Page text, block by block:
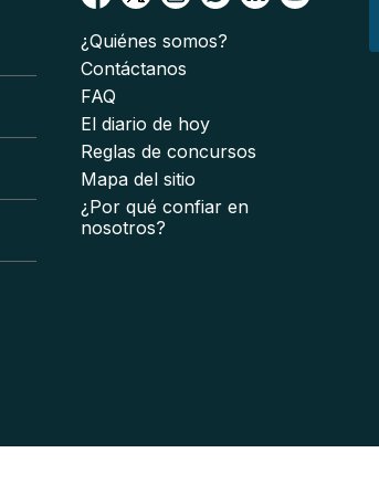
¿Quiénes somos?
Contáctanos
FAQ
El diario de hoy
Reglas de concursos
Mapa del sitio
¿Por qué confiar en
nosotros?